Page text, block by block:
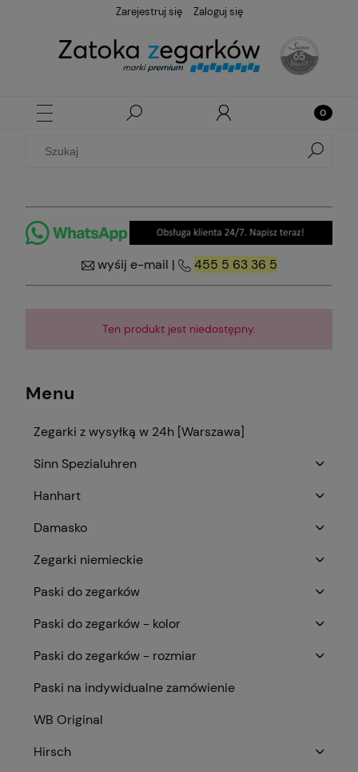
Zarejestruj się Zaloguj się
wyśij e-mail | 455 5 63 36 5
Ten produkt jest niedostępny.
Menu
Zegarki z wysyłką w 24h [Warszawa]
Sinn Spezialuhren
Hanhart
Damasko
Zegarki niemieckie
Paski do zegarków
Paski do zegarków - kolor
Paski do zegarków - rozmiar
Paski na indywidualne zamówienie
WB Original
Hirsch